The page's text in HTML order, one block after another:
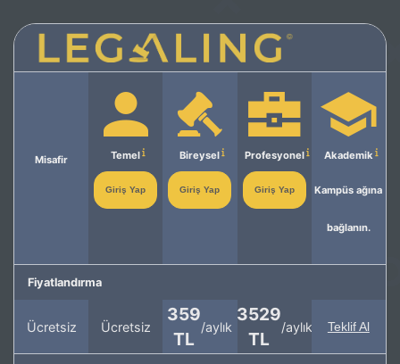
Misafir Temel
Giriş Yap
Bireysel
Giriş Yap
Profesyonel
Giriş Yap
Akademik
Kampüs ağına
bağlanın.
Fiyatlandırma
Ücretsiz Ücretsiz
359
TL
/aylık
3529
TL
/aylık Teklif Al